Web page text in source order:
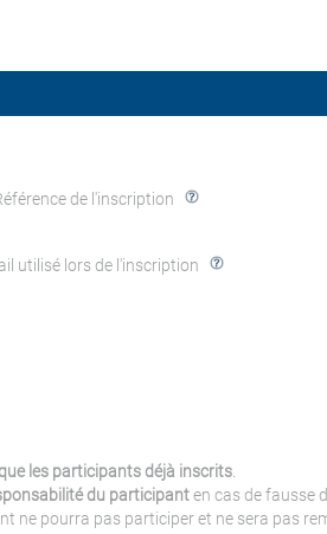
de l'inscription
utilisé lors de l'inscription
les participants déjà inscrits
du participanten cas de fausse
ne pourra pas participer et ne sera pas